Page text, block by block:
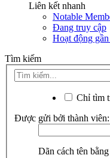
Liên kết nhanh
Notable
Đang truy cập
Hoạt động
Tìm kiếm
Chỉ tìm
Được gửi bởi thành viên:
Dãn cách tên